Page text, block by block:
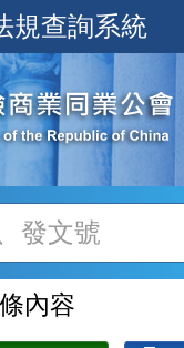
規查詢系統
內容